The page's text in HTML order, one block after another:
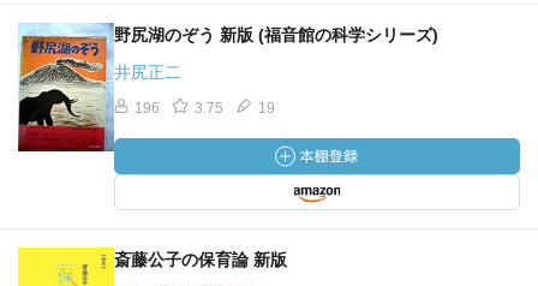
野尻湖のぞう 新版 (福音館の科学シリーズ)
井尻正二
196 3.75 19
斎藤公子の保育論 新版